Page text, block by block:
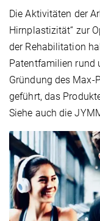
Die Aktivitäten der
Hirnplastizität“ zur
der Rehabilitation
Patentfamilien rund
Gründung des
geführt, das
Siehe auch die